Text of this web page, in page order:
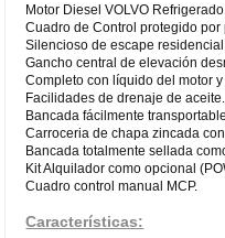
Motor Diesel VOLVO
Cuadro de Control protegido por
Silencioso de escape
Gancho central de elevación
Completo con líquido del motor y
Facilidades de drenaje de aceite.
Bancada fácilmente
Carroceria de chapa zincada
Bancada totalmente sellada
Kit Alquilador como opcional
Cuadro control manual MCP.
Características: